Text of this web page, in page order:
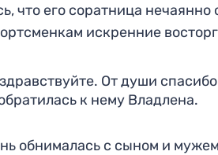
что его соратница
искренние
От души
к нему Владлена.
обнималась с сыном и